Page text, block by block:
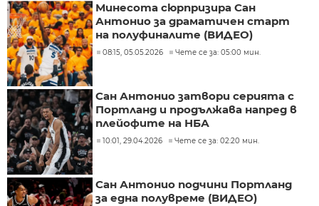
Минесота сюрпризира Сан
Антонио за драматичен старт
на полуфиналите (ВИДЕО)
08:15, 05.05.2026 Чете се за: 05:00 мин.
Сан Антонио затвори серията с
Портланд и продължава напред в
плейофите на НБА
10:01, 29.04.2026 Чете се за: 02:20 мин.
Сан Антонио подчини Портланд
за една полувреме (ВИДЕО)